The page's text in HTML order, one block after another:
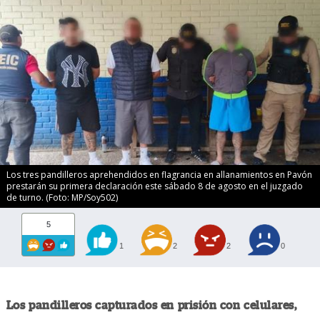
Los tres pandilleros aprehendidos en flagrancia en allanamientos en Pavón
prestarán su primera declaración este sábado 8 de agosto en el juzgado
de turno. (Foto: MP/Soy502)
5
1 2 2 0
Los pandilleros capturados en prisión con celulares,